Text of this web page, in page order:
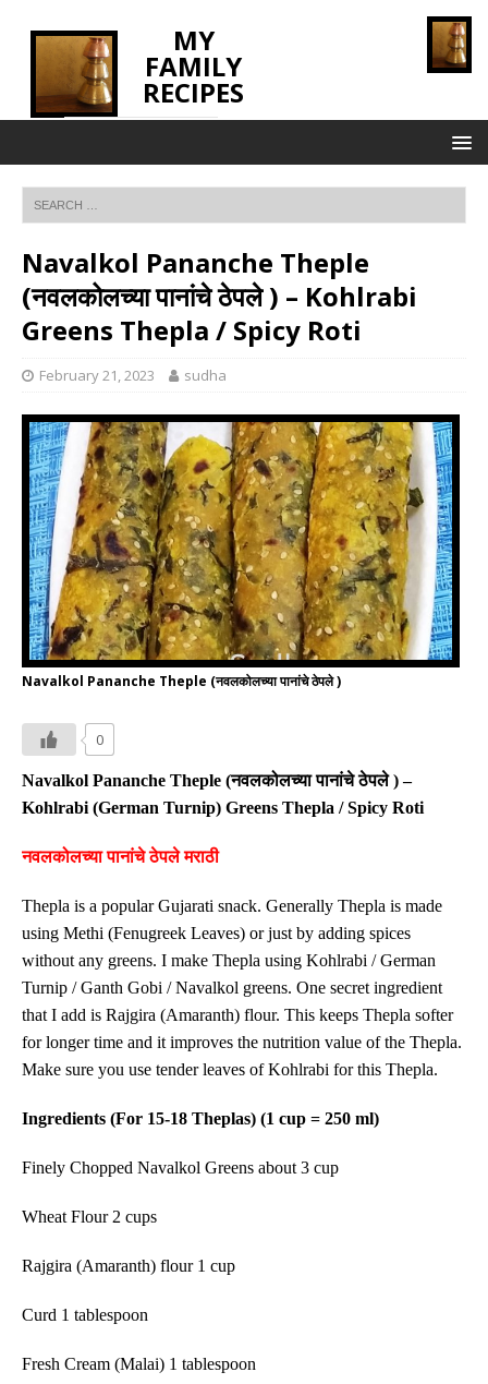
MY
FAMILY
RECIPES
Navalkol Pananche Theple
(नवलकोलच्या पानांचे ठेपले ) – Kohlrabi
Greens Thepla / Spicy Roti
February 21, 2023 sudha
Navalkol Pananche Theple (नवलकोलच्या पानांचे ठेपले )
0
Navalkol Pananche Theple (नवलकोलच्या पानांचे ठेपले)–
Kohlrabi (German Turnip) Greens Thepla / Spicy Roti
नवलकोलच्या पानांचे ठेपले मराठी
Thepla is a popular Gujarati snack. Generally Thepla is made
using Methi (Fenugreek Leaves) or just by adding spices
without any greens. I make Thepla using Kohlrabi / German
Turnip / Ganth Gobi / Navalkol greens. One secret ingredient
that I add is Rajgira (Amaranth) flour. This keeps Thepla softer
for longer time and it improves the nutrition value of the Thepla.
Make sure you use tender leaves of Kohlrabi for this Thepla.
Ingredients (For 15-18 Theplas) (1 cup = 250 ml)
Finely Chopped Navalkol Greens about 3 cup
Wheat Flour 2 cups
Rajgira (Amaranth) flour 1 cup
Curd 1 tablespoon
Fresh Cream (Malai) 1 tablespoon